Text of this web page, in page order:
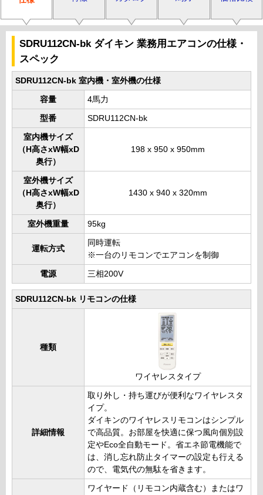
SDRU112CN-bk ダイキン 業務用エアコンの仕様・
スペック
SDRU112CN-bk 室内機・室外機の仕様
容量 4馬力
型番 SDRU112CN-bk
室内機サイズ
（H高さxW幅xD
奥行）
198 x 950 x 950mm
室外機サイズ
（H高さxW幅xD
奥行）
1430 x 940 x 320mm
室外機重量 95kg
運転方式
同時運転
※一台のリモコンでエアコンを制御
電源 三相200V
SDRU112CN-bk リモコンの仕様
種類
ワイヤレスタイプ
詳細情報
取り外し・持ち運びが便利なワイヤレスタ
イプ。
ダイキンのワイヤレスリモコンはシンプル
で高品質。お部屋を快適に保つ風向個別設
定やEco全自動モード。省エネ節電機能で
は、消し忘れ防止タイマーの設定も行える
ので、電気代の無駄を省きます。
ワイヤード（リモコン内蔵含む）またはワ